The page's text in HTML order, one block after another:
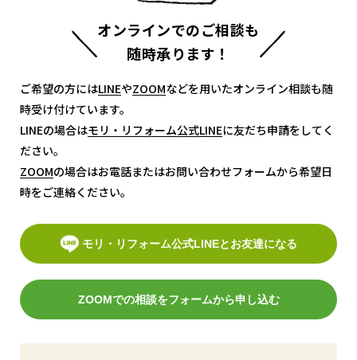
オンラインでのご相談も
随時承ります！
ご希望の方にはLINE
LINEやZOOM
ZOOMなどを用いたオンライン相談も随
時受け付けています。
LINEの場合はモリ・リフォーム公式LINE
モリ・リフォーム公式LINEに友だち申請をしてく
ださい。
ZOOM
ZOOMの場合はお電話またはお問い合わせフォームから希望日
時をご連絡ください。
モリ・リフォーム公式LINEとお友達になる
ZOOMでの相談をフォームから申し込む